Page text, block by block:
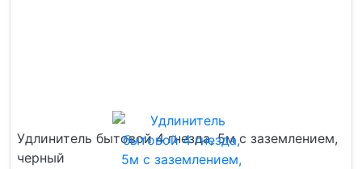
Удлинитель бытовой 4 гнезда, 5м с заземлением,
черный